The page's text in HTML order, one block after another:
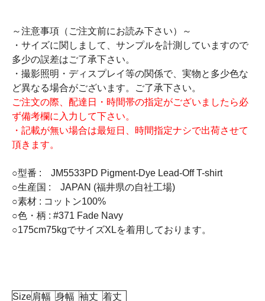
～注意事項（ご注文前にお読み下さい）～
・サイズに関しまして、サンプルを計測していますので
多少の誤差はご了承下さい。
・撮影照明・ディスプレイ等の関係で、実物と多少色な
ど異なる場合がございます。ご了承下さい。
ご注文の際、配達日・時間帯の指定がございましたら必
ず備考欄に入力して下さい。
・記載が無い場合は最短日、時間指定ナシで出荷させて
頂きます。
○型番 : JM5533PD Pigment-Dye Lead-Off T-shirt
○生産国 : JAPAN (福井県の自社工場)
○素材 : コットン100%
○色・柄 : #371 Fade Navy
○175cm75kgでサイズXLを着用しております。
Size肩幅 身幅 袖丈 着丈